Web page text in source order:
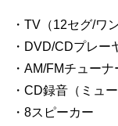
・TV（12セグ/ワ
・DVD/CDプレー
・AM/FMチューナ
・CD録音（ミュ
・8スピーカー